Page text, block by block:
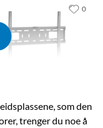
0
som den
trenger du noe å